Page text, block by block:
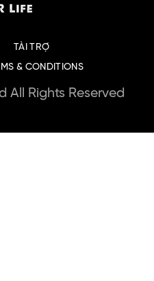
TÀI TRỢ
& CONDITIONS
All Rights Reserved